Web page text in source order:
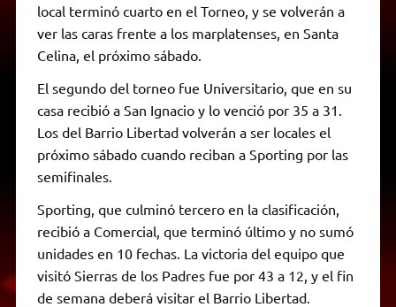
local terminó cuarto en el Torneo, y se volverán a
ver las caras frente a los marplatenses, en Santa
Celina, el próximo sábado.
El segundo del torneo fue Universitario, que en su
casa recibió a San Ignacio y lo venció por 35 a 31.
Los del Barrio Libertad volverán a ser locales el
próximo sábado cuando reciban a Sporting por las
semifinales.
Sporting, que culminó tercero en la clasificación,
recibió a Comercial, que terminó último y no sumó
unidades en 10 fechas. La victoria del equipo que
visitó Sierras de los Padres fue por 43 a 12, y el fin
de semana deberá visitar el Barrio Libertad.